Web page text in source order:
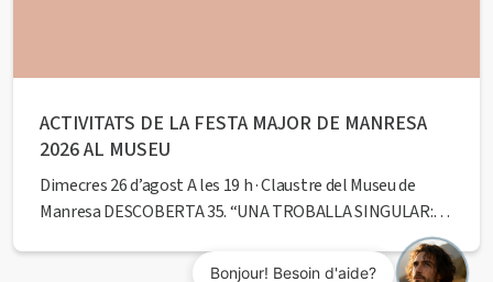
ACTIVITATS DE LA FESTA MAJOR DE MANRESA
2026 AL MUSEU
Dimecres 26 d’agost A les 19 h · Claustre del Museu de
Manresa DESCOBERTA 35. “UNA TROBALLA SINGULAR:
arqueològica localitzada recentment durant les obres de
Bonjour! Besoin d'aide?